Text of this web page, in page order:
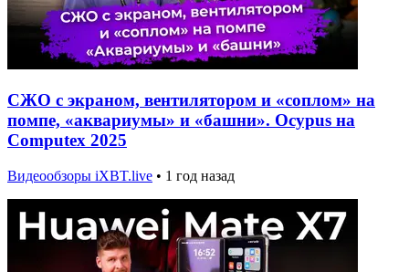
СЖО с экраном, вентилятором и «соплом» на
помпе, «аквариумы» и «башни». Ocypus на
Computex 2025
Видеообзоры iXBT.live • 1 год назад